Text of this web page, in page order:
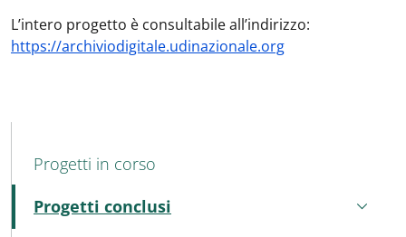
L’intero progetto è consultabile all’indirizzo:
https://archiviodigitale.udinazionale.org
MENU CEV SECOND NAVIGATION
Progetti in corso
Progetti conclusi
Attivo